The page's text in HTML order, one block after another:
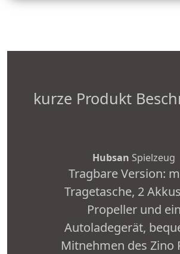
kurze Produkt
Hubsan Spielzeug
Tragbare Version:
Tragetasche, 2
Propeller und
Autoladegerät,
Mitnehmen des Zino